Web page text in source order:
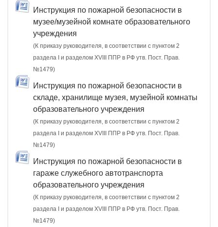
Инструкция по пожарной безопасности в
музее/музейной комнате образовательного
учреждения
(К приказу руководителя, в соответствии с пунктом 2
раздела I и разделом XVIII ППР в РФ утв. Пост. Прав.
№1479)
Инструкция по пожарной безопасности в
складе, хранилище музея, музейной комнаты
образовательного учреждения
(К приказу руководителя, в соответствии с пунктом 2
раздела I и разделом XVIII ППР в РФ утв. Пост. Прав.
№1479)
Инструкция по пожарной безопасности в
гараже служебного автотранспорта
образовательного учреждения
(К приказу руководителя, в соответствии с пунктом 2
раздела I и разделом XVIII ППР в РФ утв. Пост. Прав.
№1479)